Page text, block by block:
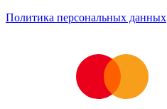
Политика персональных данных